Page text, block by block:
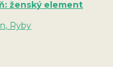
ženský element
Ryby